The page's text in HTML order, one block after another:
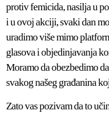
protiv femicida, nasilja u
i u ovoj akciji, svaki dan
uradimo više mimo
glasova i objedinjavanja
Moramo da obezbedimo
svakog našeg građanina
Zato vas pozivam da to